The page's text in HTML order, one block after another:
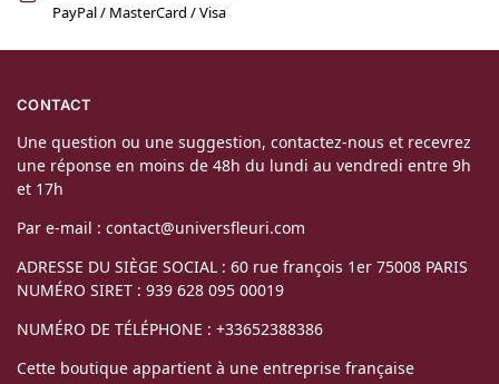
PayPal / MasterCard / Visa
CONTACT
Une question ou une suggestion, contactez-nous et recevrez
une réponse en moins de 48h du lundi au vendredi entre 9h
et 17h
Par e-mail : contact@universfleuri.com
ADRESSE DU SIÈGE SOCIAL : 60 rue françois 1er 75008 PARIS
NUMÉRO SIRET : 939 628 095 00019
NUMÉRO DE TÉLÉPHONE : +33652388386
Cette boutique appartient à une entreprise française